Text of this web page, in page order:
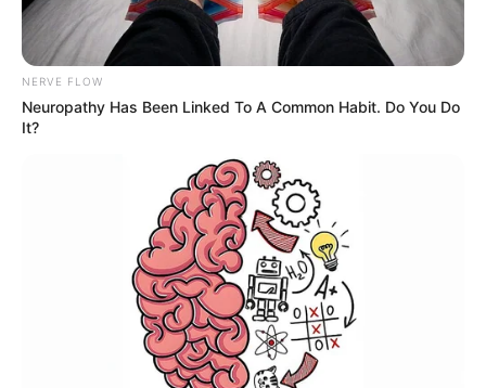
NERVE FLOW
Neuropathy Has Been Linked To A Common Habit. Do You Do
It?